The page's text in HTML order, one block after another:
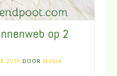
op 2
2019 DOOR MAMA